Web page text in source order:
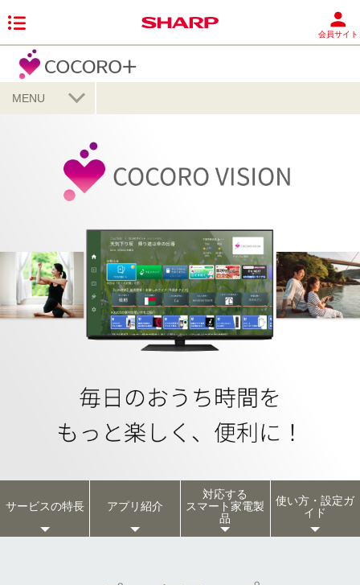
会員サイト
MENU
サービスの特長 アプリ紹介
対応する
スマート家電製
品
使い方・設定ガ
イド